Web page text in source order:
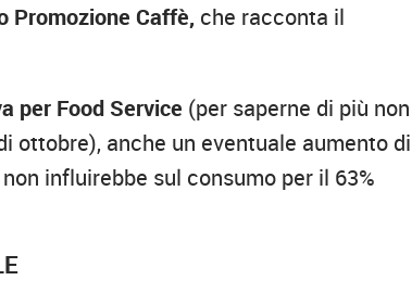
Promozione Caffè, che racconta il
per Food Service (per saperne di più non
ottobre), anche un eventuale aumento di
influirebbe sul consumo per il 63%